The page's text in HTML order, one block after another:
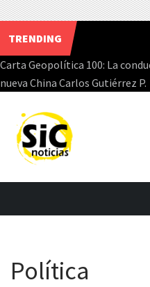
TRENDING
Carta Geopolítica 100: La
nueva China Carlos Gutiérrez P.
Skip
to
content
Política